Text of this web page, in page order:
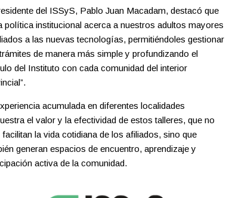
del ISSyS, Pablo Juan Macadam, destacó que
política institucional acerca a nuestros adultos mayores
a las nuevas tecnologías, permitiéndoles gestionar
de manera más simple y profundizando el
del Instituto con cada comunidad del interior
acumulada en diferentes localidades
el valor y la efectividad de estos talleres, que no
la vida cotidiana de los afiliados, sino que
generan espacios de encuentro, aprendizaje y
activa de la comunidad.